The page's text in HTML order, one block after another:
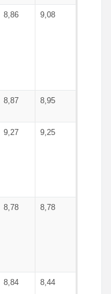
8,86 9,08
8,87 8,95
9,27 9,25
8,78 8,78
8,84 8,44